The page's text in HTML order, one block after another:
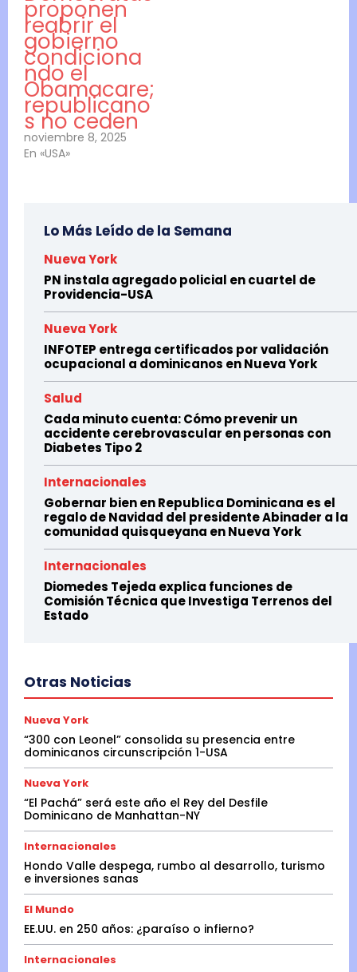
proponen
reabrir el
gobierno
condiciona
ndo el
Obamacare;
republicano
s no ceden
noviembre 8, 2025
En «USA»
Lo Más Leído de la Semana
Nueva York
PN instala agregado policial en cuartel de
Providencia-USA
Nueva York
INFOTEP entrega certificados por validación
ocupacional a dominicanos en Nueva York
Salud
Cada minuto cuenta: Cómo prevenir un
accidente cerebrovascular en personas con
Diabetes Tipo 2
Internacionales
Gobernar bien en Republica Dominicana es el
regalo de Navidad del presidente Abinader a la
comunidad quisqueyana en Nueva York
Internacionales
Diomedes Tejeda explica funciones de
Comisión Técnica que Investiga Terrenos del
Estado
Otras Noticias
Nueva York
“300 con Leonel” consolida su presencia entre
dominicanos circunscripción 1-USA
Nueva York
“El Pachá” será este año el Rey del Desfile
Dominicano de Manhattan-NY
Internacionales
Hondo Valle despega, rumbo al desarrollo, turismo
e inversiones sanas
El Mundo
EE.UU. en 250 años: ¿paraíso o infierno?
Internacionales